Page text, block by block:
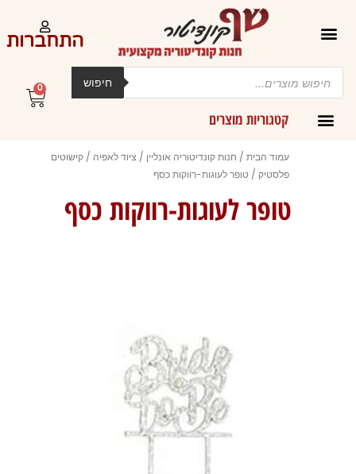
התחברות
Products
search
חיפוש
קטגוריות מוצרים
0
עגלת
קניות
עמוד הבית / חנות קונדיטוריה אונליין / ציוד לאפיה / קישוטים
פלסטיק / טופר לעוגות-רווקות כסף
טופר לעוגות-רווקות כסף